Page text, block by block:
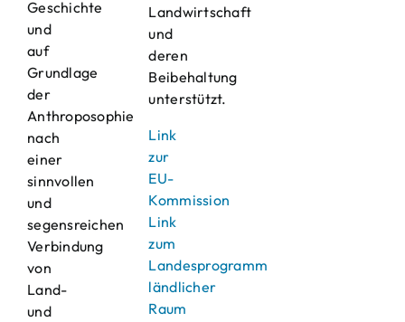
Geschichte
und
auf
Grundlage
der
Anthroposophie
nach
einer
sinnvollen
und
segensreichen
Verbindung
von
Land-
und
Landwirtschaft
und
deren
Beibehaltung
unterstützt.
Link
zur
EU-
Kommission
Link
zum
Landesprogramm
ländlicher
Raum